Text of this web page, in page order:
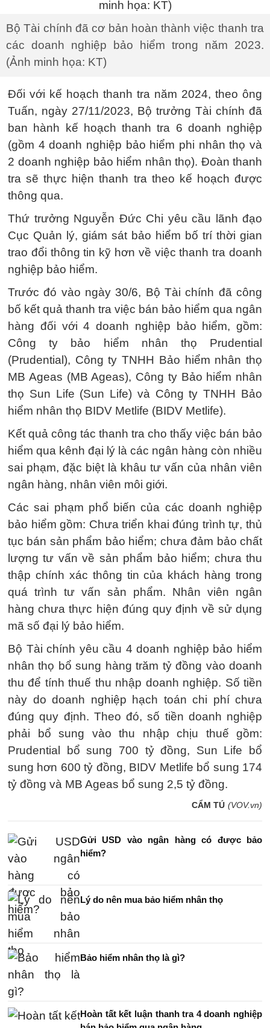
Bộ Tài chính đã cơ bản hoàn thành việc thanh tra
các doanh nghiệp bảo hiểm trong năm 2023.
(Ảnh minh họa: KT)
Đối với kế hoạch thanh tra năm 2024, theo ông
Tuấn, ngày 27/11/2023, Bộ trưởng Tài chính đã
ban hành kế hoạch thanh tra 6 doanh nghiệp
(gồm 4 doanh nghiệp bảo hiểm phi nhân thọ và
2 doanh nghiệp bảo hiểm nhân thọ). Đoàn thanh
tra sẽ thực hiện thanh tra theo kế hoạch được
thông qua.
Thứ trưởng Nguyễn Đức Chi yêu cầu lãnh đạo
Cục Quản lý, giám sát bảo hiểm bố trí thời gian
trao đổi thông tin kỹ hơn về việc thanh tra doanh
nghiệp bảo hiểm.
Trước đó vào ngày 30/6, Bộ Tài chính đã công
bố kết quả thanh tra việc bán bảo hiểm qua ngân
hàng đối với 4 doanh nghiệp bảo hiểm, gồm:
Công ty bảo hiểm nhân thọ Prudential
(Prudential), Công ty TNHH Bảo hiểm nhân thọ
MB Ageas (MB Ageas), Công ty Bảo hiểm nhân
thọ Sun Life (Sun Life) và Công ty TNHH Bảo
hiểm nhân thọ BIDV Metlife (BIDV Metlife).
Kết quả công tác thanh tra cho thấy việc bán bảo
hiểm qua kênh đại lý là các ngân hàng còn nhiều
sai phạm, đặc biệt là khâu tư vấn của nhân viên
ngân hàng, nhân viên môi giới.
Các sai phạm phổ biến của các doanh nghiệp
bảo hiểm gồm: Chưa triển khai đúng trình tự, thủ
tục bán sản phẩm bảo hiểm; chưa đảm bảo chất
lượng tư vấn về sản phẩm bảo hiểm; chưa thu
thập chính xác thông tin của khách hàng trong
quá trình tư vấn sản phẩm. Nhân viên ngân
hàng chưa thực hiện đúng quy định về sử dụng
mã số đại lý bảo hiểm.
Bộ Tài chính yêu cầu 4 doanh nghiệp bảo hiểm
nhân thọ bổ sung hàng trăm tỷ đồng vào doanh
thu để tính thuế thu nhập doanh nghiệp. Số tiền
này do doanh nghiệp hạch toán chi phí chưa
đúng quy định. Theo đó, số tiền doanh nghiệp
phải bổ sung vào thu nhập chịu thuế gồm:
Prudential bổ sung 700 tỷ đồng, Sun Life bổ
sung hơn 600 tỷ đồng, BIDV Metlife bổ sung 174
tỷ đồng và MB Ageas bổ sung 2,5 tỷ đồng.
CẨM TÚ (VOV.vn)
Gửi USD vào ngân hàng có được bảo
hiểm?
Lý do nên mua bảo hiểm nhân thọ
Bảo hiểm nhân thọ là gì?
Hoàn tất kết luận thanh tra 4 doanh nghiệp